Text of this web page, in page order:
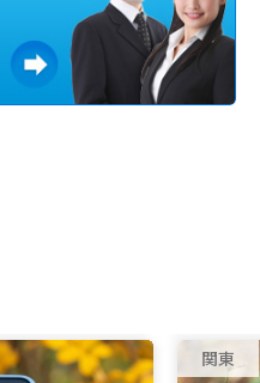
関東